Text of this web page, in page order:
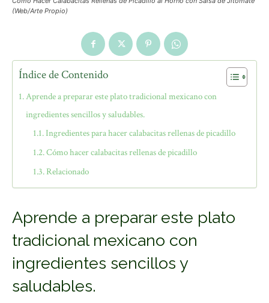
(Web/Arte Propio)
Índice de Contenido
Aprende a preparar este plato tradicional mexicano con
ingredientes sencillos y saludables.
Ingredientes para hacer calabacitas rellenas de picadillo
Cómo hacer calabacitas rellenas de picadillo
Relacionado
Aprende a preparar este plato
tradicional mexicano con
ingredientes sencillos y
saludables.